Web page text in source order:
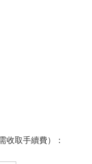
收取手續費）：